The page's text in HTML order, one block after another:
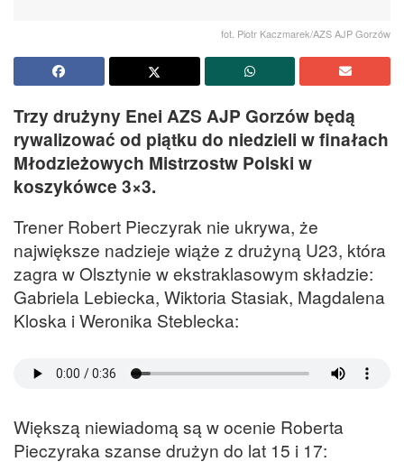
fot. Piotr Kaczmarek/AZS AJP Gorzów
Trzy drużyny Enei AZS AJP Gorzów będą
rywalizować od piątku do niedzieli w finałach
Młodzieżowych Mistrzostw Polski w
koszykówce 3×3.
Trener Robert Pieczyrak nie ukrywa, że
największe nadzieje wiąże z drużyną U23, która
zagra w Olsztynie w ekstraklasowym składzie:
Gabriela Lebiecka, Wiktoria Stasiak, Magdalena
Kloska i Weronika Steblecka:
Większą niewiadomą są w ocenie Roberta
Pieczyraka szanse drużyn do lat 15 i 17: